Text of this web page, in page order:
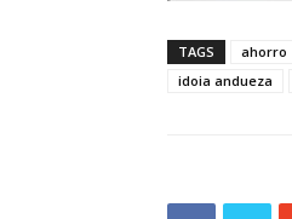
TAGS ahorro
idoia andueza